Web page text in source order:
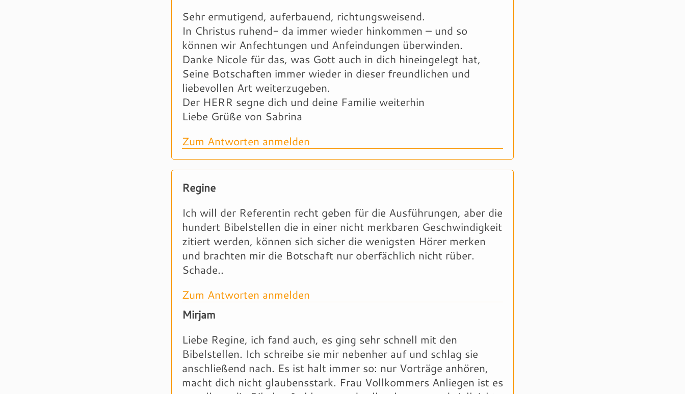
Sehr ermutigend, auferbauend, richtungsweisend.
In Christus ruhend- da immer wieder hinkommen – und so
können wir Anfechtungen und Anfeindungen überwinden.
Danke Nicole für das, was Gott auch in dich hineingelegt hat,
Seine Botschaften immer wieder in dieser freundlichen und
liebevollen Art weiterzugeben.
Der HERR segne dich und deine Familie weiterhin
Liebe Grüße von Sabrina
Zum Antworten anmelden
Regine
Ich will der Referentin recht geben für die Ausführungen, aber die
hundert Bibelstellen die in einer nicht merkbaren Geschwindigkeit
zitiert werden, können sich sicher die wenigsten Hörer merken
und brachten mir die Botschaft nur oberfächlich nicht rüber.
Schade..
Zum Antworten anmelden
Mirjam
Liebe Regine, ich fand auch, es ging sehr schnell mit den
Bibelstellen. Ich schreibe sie mir nebenher auf und schlag sie
anschließend nach. Es ist halt immer so: nur Vorträge anhören,
macht dich nicht glaubensstark. Frau Vollkommers Anliegen ist es